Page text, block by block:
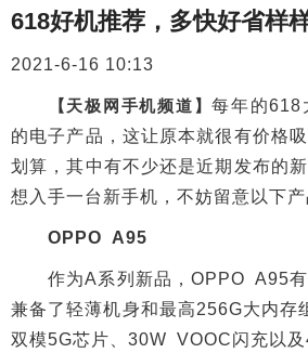
618好机推荐，多快好省样
2021-6-16 10:13
【天极网手机频道】每年的618
的电子产品，这让原本就很有价格
划算，其中有不少还是近期发布的
想入手一台新手机，不妨留意以下产
OPPO A95
作为A系列新品，OPPO A95有
兼备了轻薄机身和最高256G大内存
双模5G芯片、30W VOOC闪充以及